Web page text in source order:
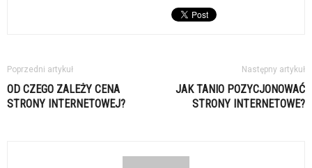
Poprzedni artykuł
OD CZEGO ZALEŻY CENA
STRONY INTERNETOWEJ?
Następny artykuł
JAK TANIO POZYCJONOWAĆ
STRONY INTERNETOWE?